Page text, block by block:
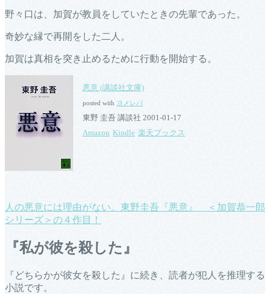
野々口は、加賀が教員をしていたときの先輩であった。
奇妙な縁で再開をした二人。
加賀は真相を突き止めるために行動を開始する。
悪意 (講談社文庫)
posted with ヨメレバ
東野 圭吾 講談社 2001-01-17
Amazon Kindle 楽天ブックス
人の悪意には理由がない。東野圭吾『悪意』 ＜加賀恭一郎
シリーズ＞の４作目！
『私が彼を殺した』
『どちらかが彼女を殺した』に続き、読者が犯人を推理する
小説です。